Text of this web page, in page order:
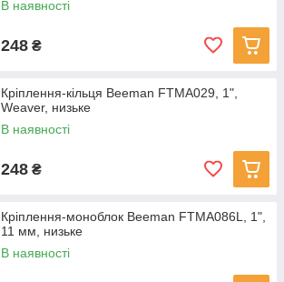
В наявності
248 ₴
Кріплення-кільця Beeman FTMA029, 1",
Weaver, низьке
В наявності
248 ₴
Кріплення-моноблок Beeman FTMA086L, 1",
11 мм, низьке
В наявності